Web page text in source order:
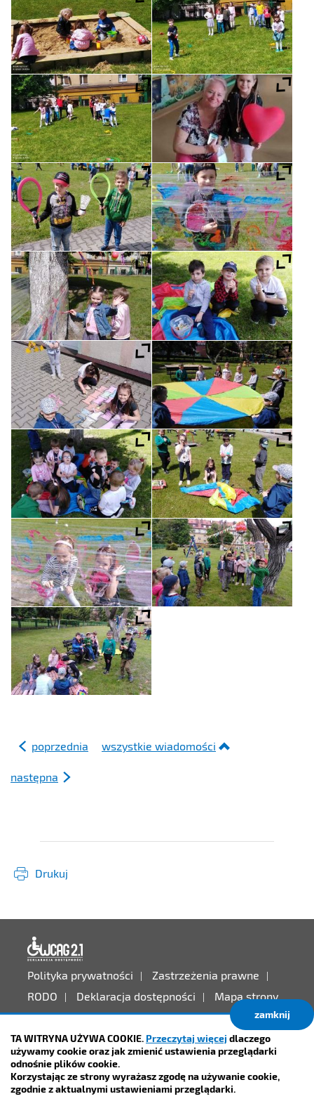
TA WITRYNA UŻYWA COOKIE. Przeczytaj więcej dlaczego
używamy cookie oraz jak zmienić ustawienia przeglądarki
odnośnie plików cookie.
Korzystając ze strony wyrażasz zgodę na używanie cookie,
zgodnie z aktualnymi ustawieniami przeglądarki.
zamknij
poprzednia wszystkie wiadomości
następna
Drukuj
Polityka prywatności
Zastrzeżenia prawne
RODO
Deklaracja dostępności Mapa strony
Projekt: IntraCOM.pl